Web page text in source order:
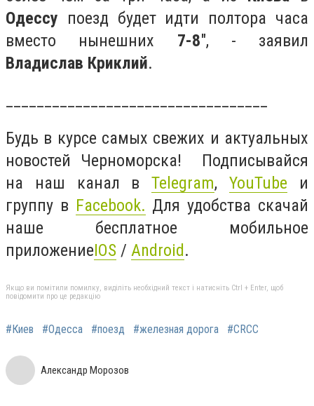
Одессу поезд будет идти полтора часа
вместо нынешних 7-8", - заявил
Владислав Криклий.
Будь в курсе самых свежих и актуальных
новостей Черноморска! Подписывайся
на наш канал вTelegram,YouTube и
группу в Facebook. Для удобства скачай
наше бесплатное мобильное
приложениеIOS / Android.
Якщо ви помітили помилку, виділіть необхідний текст і натисніть Ctrl + Enter, щоб
повідомити про це редакцію
#Киев #Одесса #поезд #железная дорога #CRCC
Александр Морозов